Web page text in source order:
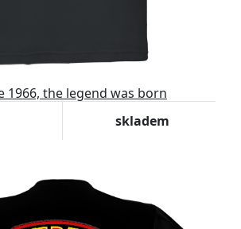
1966, the legend was born
skladem